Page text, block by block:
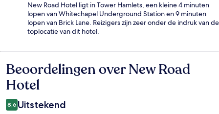
New Road Hotel ligt in Tower Hamlets, een kleine 4 minuten
lopen van Whitechapel Underground Station en 9 minuten
lopen van Brick Lane. Reizigers zijn zeer onder de indruk van de
toplocatie van dit hotel.
Beoordelingen
Beoordelingen over New Road
Hotel
8,6 Uitstekend